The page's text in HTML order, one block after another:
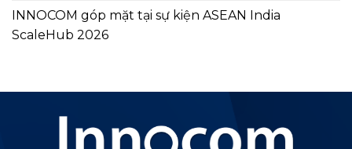
INNOCOM góp mặt tại sự kiện ASEAN India
ScaleHub 2026